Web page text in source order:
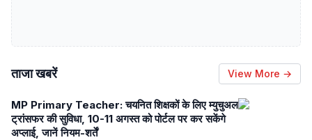
ताजा खबरें View More →
MP Primary Teacher: चयनित शिक्षकों के लिए म्युचुअल
ट्रांसफर की सुविधा, 10-11 अगस्त को पोर्टल पर कर सकेंगे
अप्लाई, जानें नियम-शर्तें